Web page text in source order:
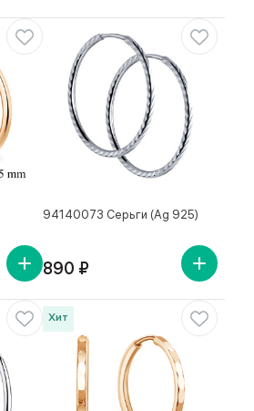
94140073 Серьги (Ag 925)
890 ₽
Хит